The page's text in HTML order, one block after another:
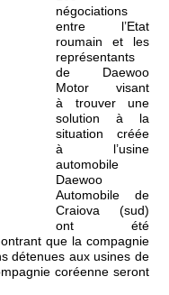
négociations
entre l’Etat
roumain et les
représentants
de Daewoo
Motor visant
à trouver une
solution à la
situation créée
à l’usine
automobile
Daewoo
Automobile de
Craiova (sud)
ont été
que la compagnie
détenues aux usines de
coréenne seront